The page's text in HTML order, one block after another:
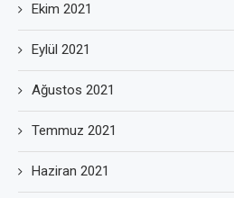
Ekim 2021
Eylül 2021
Ağustos 2021
Temmuz 2021
Haziran 2021